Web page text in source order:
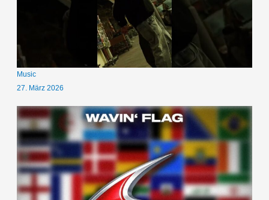
Music
27. März 2026